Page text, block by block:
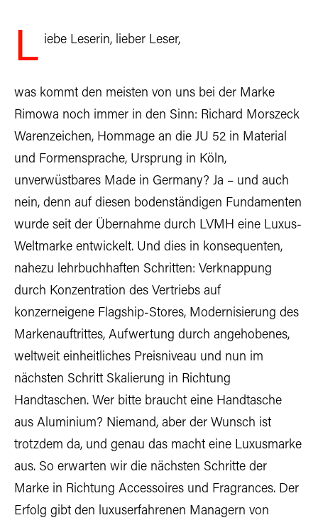
L iebe Leserin, lieber Leser,
was kommt den meisten von uns bei der Marke
Rimowa noch immer in den Sinn: Richard Morszeck
Warenzeichen, Hommage an die JU 52 in Material
und Formensprache, Ursprung in Köln,
unverwüstbares Made in Germany? Ja – und auch
nein, denn auf diesen bodenständigen Fundamenten
wurde seit der Übernahme durch LVMH eine Luxus-
Weltmarke entwickelt. Und dies in konsequenten,
nahezu lehrbuchhaften Schritten: Verknappung
durch Konzentration des Vertriebs auf
konzerneigene Flagship-Stores, Modernisierung des
Markenauftrittes, Aufwertung durch angehobenes,
weltweit einheitliches Preisniveau und nun im
nächsten Schritt Skalierung in Richtung
Handtaschen. Wer bitte braucht eine Handtasche
aus Aluminium? Niemand, aber der Wunsch ist
trotzdem da, und genau das macht eine Luxusmarke
aus. So erwarten wir die nächsten Schritte der
Marke in Richtung Accessoires und Fragrances. Der
Erfolg gibt den luxuserfahrenen Managern von